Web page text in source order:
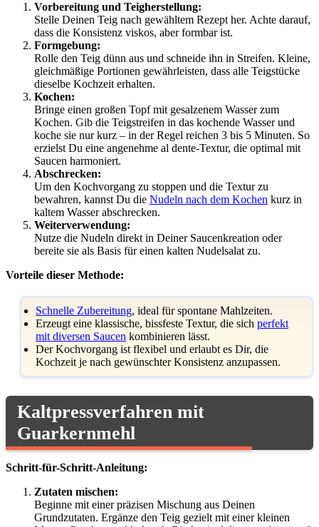
Vorbereitung und Teigherstellung:
Stelle Deinen Teig nach gewähltem Rezept her. Achte darauf,
dass die Konsistenz viskos, aber formbar ist.
Formgebung:
Rolle den Teig dünn aus und schneide ihn in Streifen. Kleine,
gleichmäßige Portionen gewährleisten, dass alle Teigstücke
dieselbe Kochzeit erhalten.
Kochen:
Bringe einen großen Topf mit gesalzenem Wasser zum
Kochen. Gib die Teigstreifen in das kochende Wasser und
koche sie nur kurz – in der Regel reichen 3 bis 5 Minuten. So
erzielst Du eine angenehme al dente-Textur, die optimal mit
Saucen harmoniert.
Abschrecken:
Um den Kochvorgang zu stoppen und die Textur zu
bewahren, kannst Du die Nudeln nach dem Kochen kurz in
kaltem Wasser abschrecken.
Weiterverwendung:
Nutze die Nudeln direkt in Deiner Saucenkreation oder
bereite sie als Basis für einen kalten Nudelsalat zu.
Vorteile dieser Methode:
Schnelle Zubereitung, ideal für spontane Mahlzeiten.
Erzeugt eine klassische, bissfeste Textur, die sich perfekt
mit diversen Saucen kombinieren lässt.
Der Kochvorgang ist flexibel und erlaubt es Dir, die
Kochzeit je nach gewünschter Konsistenz anzupassen.
Kaltpressverfahren mit
Guarkernmehl
Schritt-für-Schritt-Anleitung:
Zutaten mischen:
Beginne mit einer präzisen Mischung aus Deinen
Grundzutaten. Ergänze den Teig gezielt mit einer kleinen